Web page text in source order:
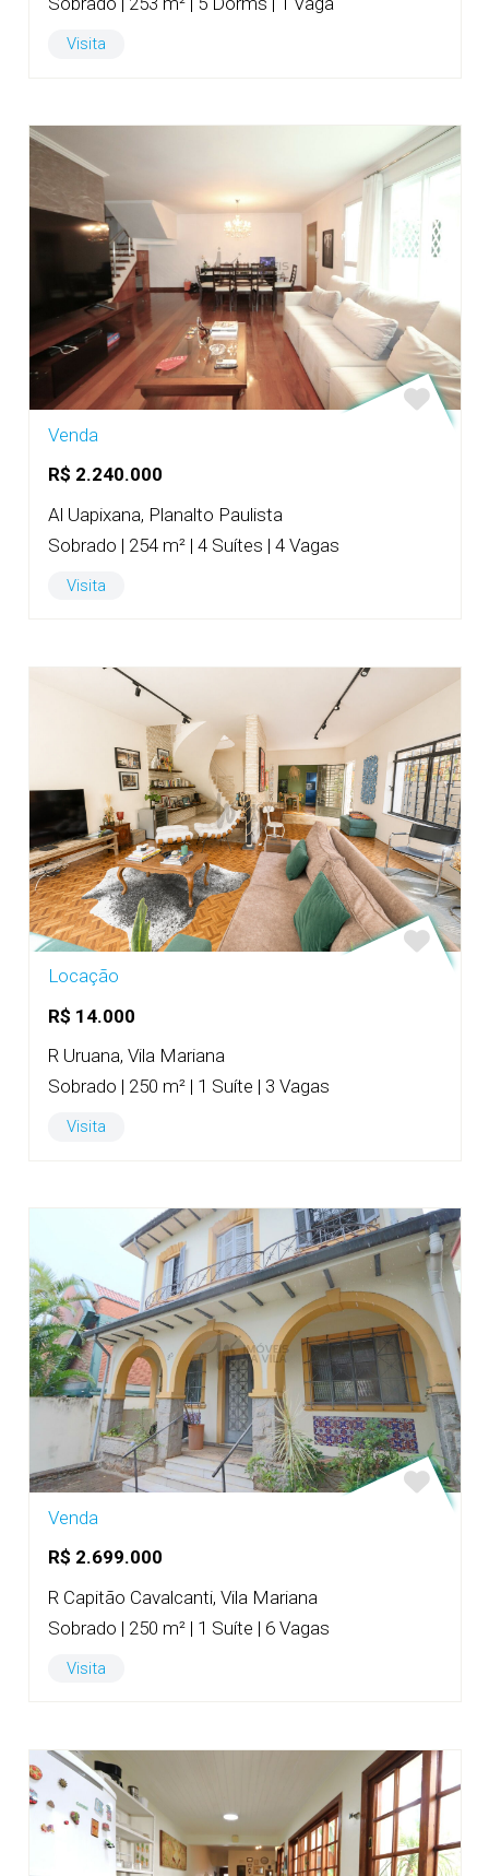
Visita
Venda
R$ 2.240.000
Al Uapixana, Planalto Paulista
Sobrado | 254 m² | 4 Suítes | 4 Vagas
Visita
Locação
R$ 14.000
R Uruana, Vila Mariana
Sobrado | 250 m² | 1 Suíte | 3 Vagas
Visita
Venda
R$ 2.699.000
R Capitão Cavalcanti, Vila Mariana
Sobrado | 250 m² | 1 Suíte | 6 Vagas
Visita